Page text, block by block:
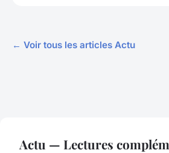
← Voir tous les articles Actu
Actu — Lectures